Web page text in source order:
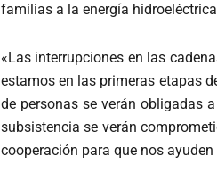
familias a la energía
«Las interrupciones en las
estamos en las primeras etapas
de personas se verán obligadas
subsistencia se verán
cooperación para que nos